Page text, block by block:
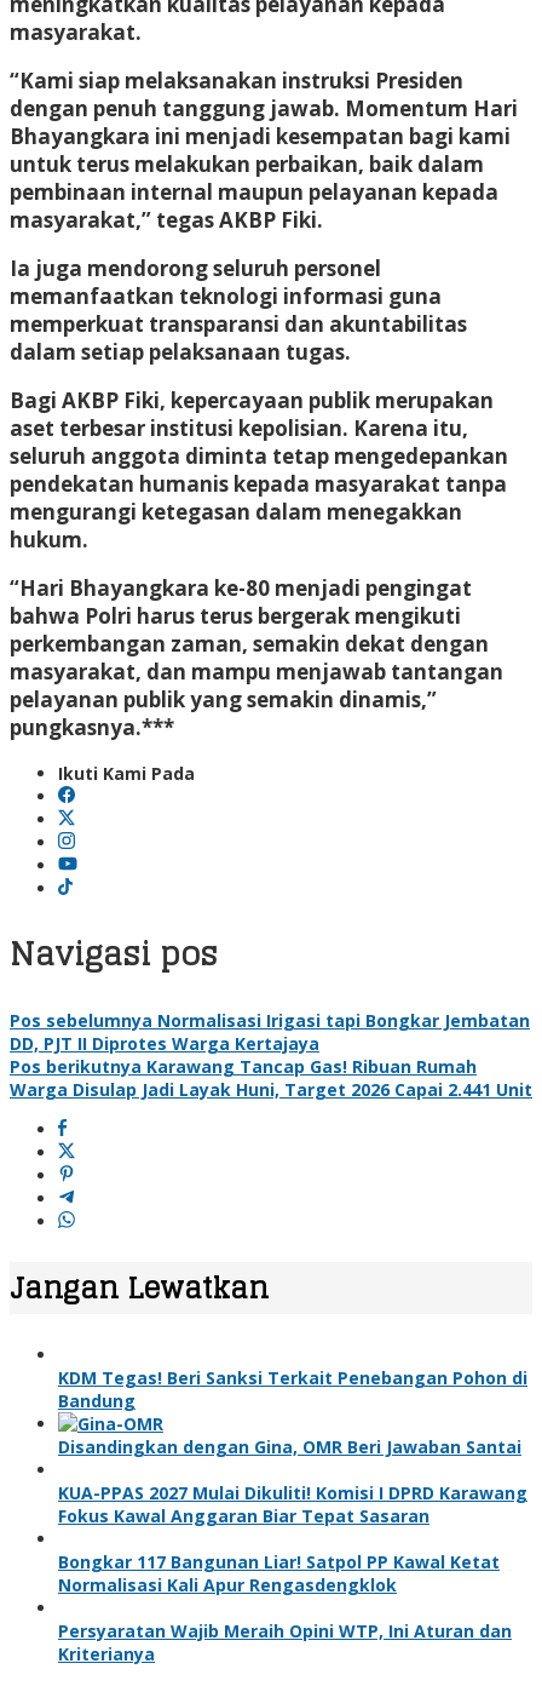
masyarakat.
“Kami siap melaksanakan instruksi Presiden
dengan penuh tanggung jawab. Momentum Hari
Bhayangkara ini menjadi kesempatan bagi kami
untuk terus melakukan perbaikan, baik dalam
pembinaan internal maupun pelayanan kepada
masyarakat,” tegas AKBP Fiki.
Ia juga mendorong seluruh personel
memanfaatkan teknologi informasi guna
memperkuat transparansi dan akuntabilitas
dalam setiap pelaksanaan tugas.
Bagi AKBP Fiki, kepercayaan publik merupakan
aset terbesar institusi kepolisian. Karena itu,
seluruh anggota diminta tetap mengedepankan
pendekatan humanis kepada masyarakat tanpa
mengurangi ketegasan dalam menegakkan
hukum.
“Hari Bhayangkara ke-80 menjadi pengingat
bahwa Polri harus terus bergerak mengikuti
perkembangan zaman, semakin dekat dengan
masyarakat, dan mampu menjawab tantangan
pelayanan publik yang semakin dinamis,”
pungkasnya.***
Ikuti Kami Pada
Navigasi pos
Pos sebelumnya Normalisasi Irigasi tapi Bongkar Jembatan
DD, PJT II Diprotes Warga Kertajaya
Pos berikutnya Karawang Tancap Gas! Ribuan Rumah
Warga Disulap Jadi Layak Huni, Target 2026 Capai 2.441 Unit
Jangan Lewatkan
KDM Tegas! Beri Sanksi Terkait Penebangan Pohon di
Bandung
Disandingkan dengan Gina, OMR Beri Jawaban Santai
KUA-PPAS 2027 Mulai Dikuliti! Komisi I DPRD Karawang
Fokus Kawal Anggaran Biar Tepat Sasaran
Bongkar 117 Bangunan Liar! Satpol PP Kawal Ketat
Normalisasi Kali Apur Rengasdengklok
Persyaratan Wajib Meraih Opini WTP, Ini Aturan dan
Kriterianya